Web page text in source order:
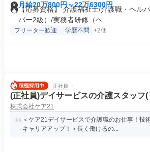
月給20万800円～22万6300円
【応募資格】 介護福祉士/介護職・ヘル
パー2級）/実務者研修（ヘ...
フリーター歓迎 学歴不問 +2個
正社員
(正社員)デイサービスの介護スタッフ
株式会社ケア21
＜ケア21デイサービスで介護職のお仕事！技
キャリアアップ！＞長く働けるの...